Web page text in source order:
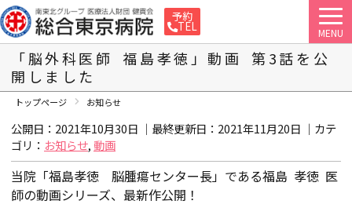
予約
TEL MENU
「脳外科医師 福島孝徳」動画 第3話を公
開しました
トップページ お知らせ
公開日：2021年10月30日 ｜最終更新日： 2021年11月20日 ｜カテ
ゴリ： お知らせ, 動画
当院「福島孝徳 脳腫瘍センター長」である福島 孝徳 医
師の動画シリーズ、最新作公開！